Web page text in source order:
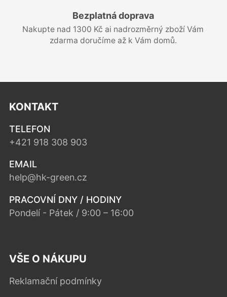
Bezplatná doprava
Nakupte nad 1300 Kč ai nadrozměrný zboží Vám
zdarma doručíme až k Vám domů.
KONTAKT
TELEFON
+421 918 308 903
EMAIL
help@hk-green.cz
PRACOVNÍ DNY / HODINY
Pondelí - Pátek / 9:00 – 16:00
VŠE O NÁKUPU
Reklamační podmínky